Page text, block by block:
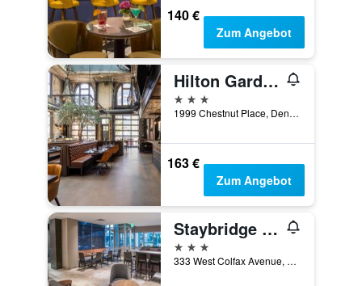
140 €
Zum Angebot
Hilton Garden Inn Denver-Union Station
3 Sterne
1999 Chestnut Place, Denver, CO, USA
163 €
Zum Angebot
Staybridge Suites Denver Downtown By IHG
3 Sterne
333 West Colfax Avenue, Denver, CO, USA